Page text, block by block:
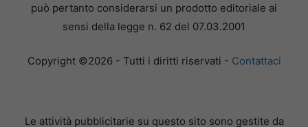
può pertanto considerarsi un prodotto editoriale ai
sensi della legge n. 62 del 07.03.2001
Copyright ©2026 - Tutti i diritti riservati - Contattaci
Le attività pubblicitarie su questo sito sono gestite da